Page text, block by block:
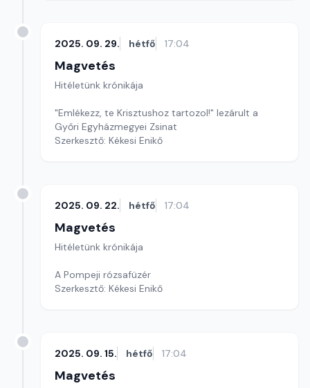
2025. 09. 29. hétfő 17:04
Magvetés
Hitéletünk krónikája
"Emlékezz, te Krisztushoz tartozol!" lezárult a
Győri Egyházmegyei Zsinat
Szerkesztő: Kékesi Enikő
2025. 09. 22. hétfő 17:04
Magvetés
Hitéletünk krónikája
A Pompeji rózsafüzér
Szerkesztő: Kékesi Enikő
2025. 09. 15. hétfő 17:04
Magvetés